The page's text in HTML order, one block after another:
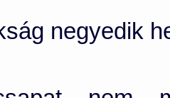
negyedik